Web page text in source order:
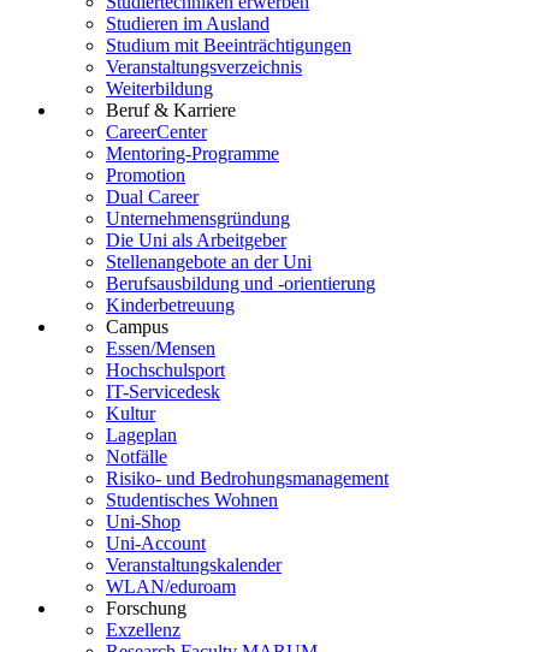
Studieren im Ausland
Studium mit Beeinträchtigungen
Veranstaltungsverzeichnis
Weiterbildung
Beruf & Karriere
CareerCenter
Mentoring-Programme
Promotion
Dual Career
Unternehmensgründung
Die Uni als Arbeitgeber
Stellenangebote an der Uni
Berufsausbildung und -orientierung
Kinderbetreuung
Campus
Essen/Mensen
Hochschulsport
IT-Servicedesk
Kultur
Lageplan
Notfälle
Risiko- und Bedrohungsmanagement
Studentisches Wohnen
Uni-Shop
Uni-Account
Veranstaltungskalender
WLAN/eduroam
Forschung
Exzellenz